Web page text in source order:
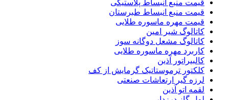
قیمت منبع انبساط پلاستیکی
قیمت منبع انبساط طبرستان
قیمت مهره ماسوره طلایی
کاتالوگ شیر امین
کاتالوگ مشعل دوگانه سوز
کاربرد مهره ماسوره طلایی
کالبیراتور آذین
کلکتور ترموستاتیک گرمایش از کف
لرزه گیر ارتعاشات صنعتی
لقمه اتو آذین